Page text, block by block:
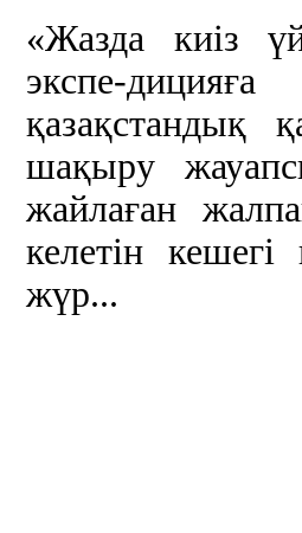
«Жазда киіз үй
экспе-
қазақстандық
шақыру
жайлаған
келетін кешегі
жүр...